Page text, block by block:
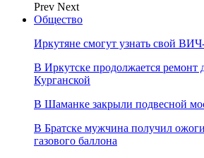
Prev Next
Общество
Иркутяне смогут узнать свой ВИЧ-
В Иркутске продолжается ремонт
Курганской
В Шаманке закрыли подвесной
В Братске мужчина получил
газового баллона